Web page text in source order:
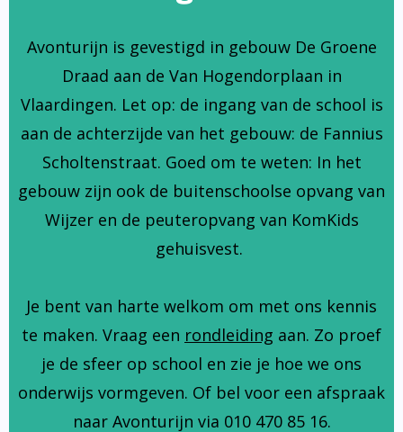
Avonturijn is gevestigd in gebouw De Groene
Draad aan de Van Hogendorplaan in
Vlaardingen. Let op: de ingang van de school is
aan de achterzijde van het gebouw: de Fannius
Scholtenstraat. Goed om te weten: In het
gebouw zijn ook de buitenschoolse opvang van
Wijzer en de peuteropvang van KomKids
gehuisvest.
Je bent van harte welkom om met ons kennis
te maken. Vraag een rondleiding aan. Zo proef
je de sfeer op school en zie je hoe we ons
onderwijs vormgeven. Of bel voor een afspraak
naar Avonturijn via 010 470 85 16.